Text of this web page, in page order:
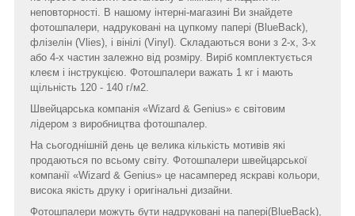
неповторності. В нашому інтерні-магазині Ви знайдете
фотошпалери, надруковані на цупкому папері (BlueBack),
флізелін (Vlies), і вінілі (Vinyl). Складаються вони з 2-х, 3-х
або 4-х частин залежно від розміру. Виріб комплектується
клеєм і інструкцією. Фотошпалери важать 1 кг і мають
щільність 120 - 140 г/м2.
Швейцарська компанія «Wizard & Genius» є світовим
лідером з виробництва фотошпалер.
На сьогоднішній день це велика кількість мотивів які
продаються по всьому світу. Фотошпалери швейцарської
компанії «Wizard & Genius» це насамперед яскраві кольори,
висока якість друку і оригінальні дизайни.
Фотошпалери можуть бути надруковані на папері(BlueBack),